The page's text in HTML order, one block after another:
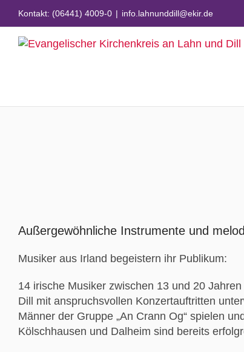
springen
Kontakt: (06441) 4009-0 | info.lahnunddill@ekir.de
grösseres
Außergewöhnliche Instrumente und
Musiker aus Irland begeistern ihr Publikum:
14 irische Musiker zwischen 13 und 20
Dill mit anspruchsvollen Konzertauftritten
Männer der Gruppe „An Crann Og“ spielen
Kölschhausen und Dalheim sind bereits